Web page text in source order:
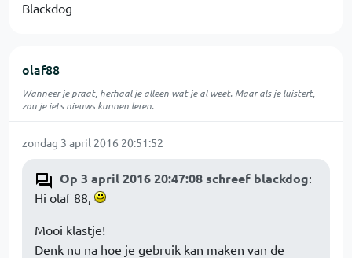
Blackdog
olaf88
Wanneer je praat, herhaal je alleen wat je al weet. Maar als je luistert,
zou je iets nieuws kunnen leren.
zondag 3 april 2016 20:51:52
Op 3 april 2016 20:47:08 schreef blackdog:
Hi olaf 88,
Mooi klastje!
Denk nu na hoe je gebruik kan maken van de